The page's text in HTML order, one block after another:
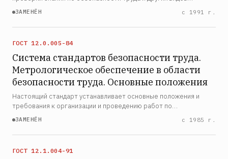
деятельности рабочих, служащих, руководителей и
распрос…
ЗАМЕНЁН с 1991 г.
ГОСТ 12.0.005-84
Система стандартов безопасности труда.
Метрологическое обеспечение в области
безопасности труда. Основные положения
Настоящий стандарт устанавливает основные положения и
требования к организации и проведению работ по
метрологическому обеспечению в области безопасности
промышленности
ЗАМЕНЁН с 1985 г.
ГОСТ 12.1.004-91